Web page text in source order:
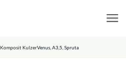
Komposit KulzerVenus, A3,5, Spruta